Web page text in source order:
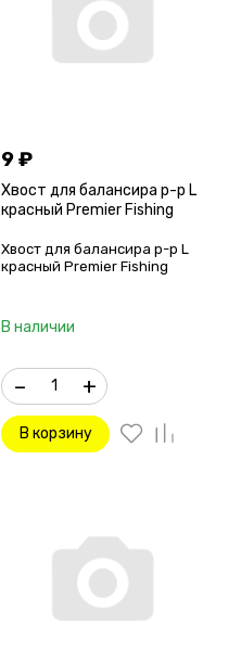
9₽
Хвост для балансира р-р L
красный Premier Fishing
Хвост для балансира р-р L
красный Premier Fishing
В наличии
– +
В корзину